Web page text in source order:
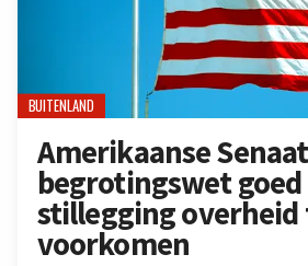
BUITENLAND
Amerikaanse
begrotingswet goed
stillegging overheid
voorkomen